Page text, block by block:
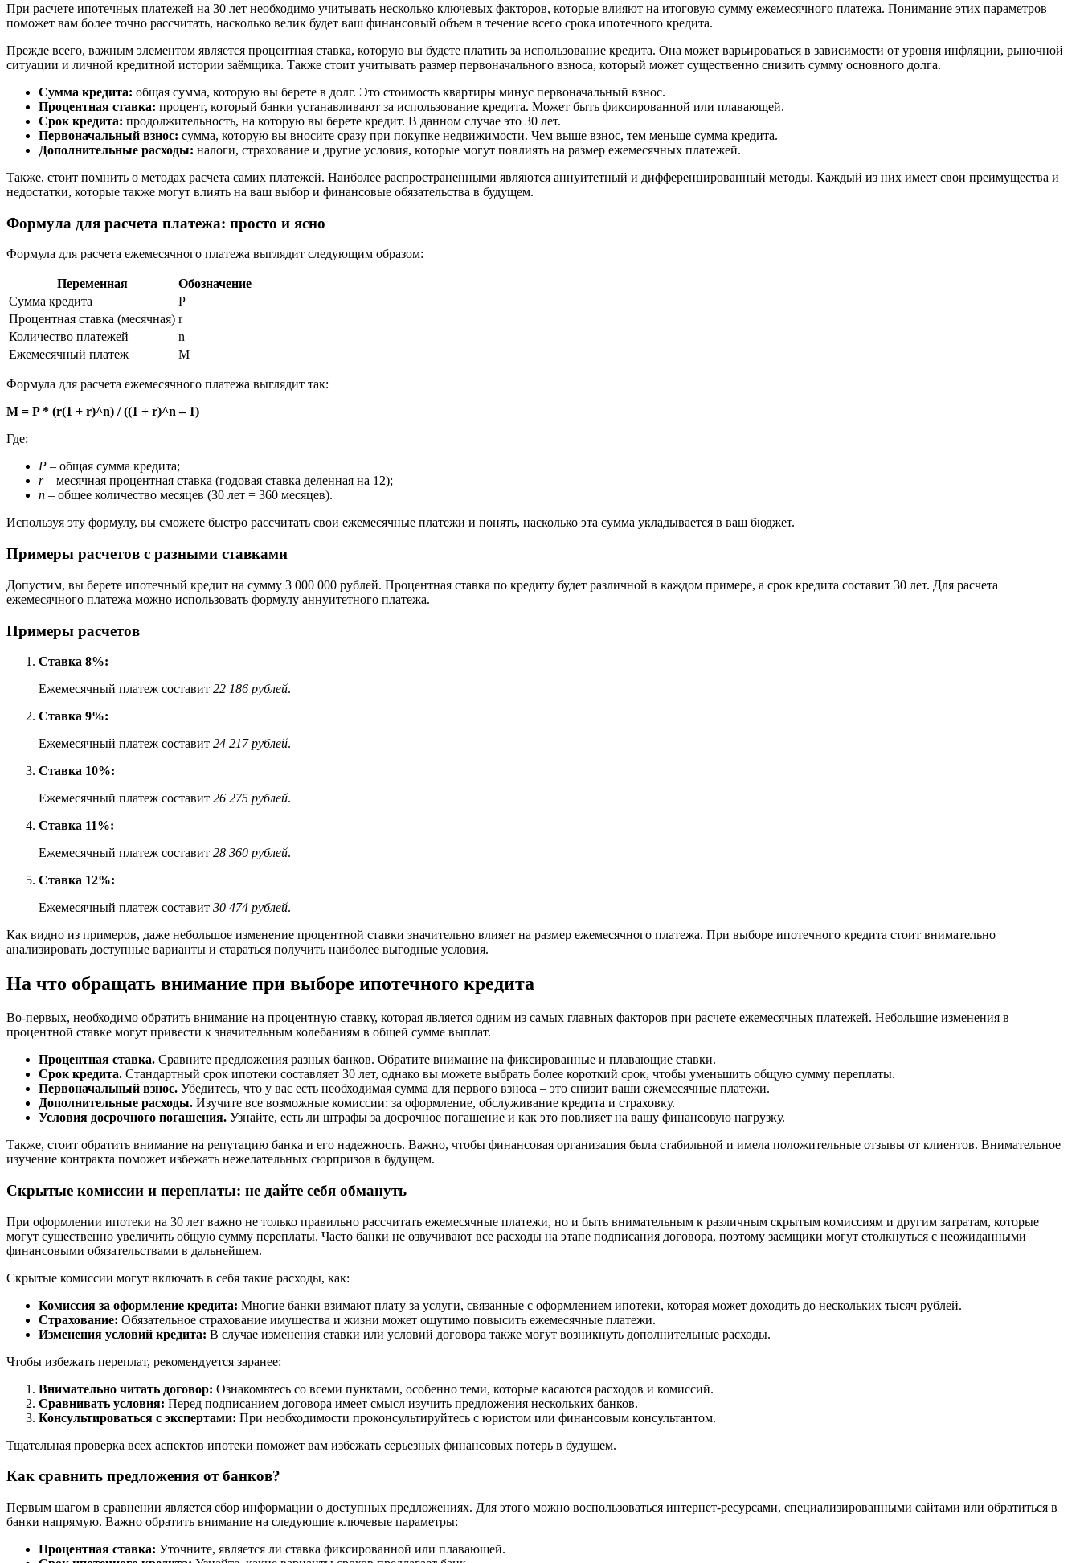
При расчете ипотечных платежей на 30 лет необходимо учитывать несколько ключевых факторов, которые влияют на итоговую сумму ежемесячного платежа. Понимание этих параметров
поможет вам более точно рассчитать, насколько велик будет ваш финансовый объем в течение всего срока ипотечного кредита.
Прежде всего, важным элементом является процентная ставка, которую вы будете платить за использование кредита. Она может варьироваться в зависимости от уровня инфляции, рыночной
ситуации и личной кредитной истории заёмщика. Также стоит учитывать размер первоначального взноса, который может существенно снизить сумму основного долга.
Сумма кредита: общая сумма, которую вы берете в долг. Это стоимость квартиры минус первоначальный взнос.
Процентная ставка: процент, который банки устанавливают за использование кредита. Может быть фиксированной или плавающей.
Срок кредита: продолжительность, на которую вы берете кредит. В данном случае это 30 лет.
Первоначальный взнос: сумма, которую вы вносите сразу при покупке недвижимости. Чем выше взнос, тем меньше сумма кредита.
Дополнительные расходы: налоги, страхование и другие условия, которые могут повлиять на размер ежемесячных платежей.
Также, стоит помнить о методах расчета самих платежей. Наиболее распространенными являются аннуитетный и дифференцированный методы. Каждый из них имеет свои преимущества и
недостатки, которые также могут влиять на ваш выбор и финансовые обязательства в будущем.
Формула для расчета платежа: просто и ясно
Формула для расчета ежемесячного платежа выглядит следующим образом:
Переменная
Обозначение
Сумма кредита
P
Процентная ставка (месячная) r
Количество платежей
n
Ежемесячный платеж
M
Формула для расчета ежемесячного платежа выглядит так:
M = P * (r(1 + r)^n) / ((1 + r)^n – 1)
Где:
P – общая сумма кредита;
r– месячная процентная ставка (годовая ставка деленная на 12);
n – общее количество месяцев (30 лет = 360 месяцев).
Используя эту формулу, вы сможете быстро рассчитать свои ежемесячные платежи и понять, насколько эта сумма укладывается в ваш бюджет.
Примеры расчетов с разными ставками
Допустим, вы берете ипотечный кредит на сумму 3 000 000 рублей. Процентная ставка по кредиту будет различной в каждом примере, а срок кредита составит 30 лет. Для расчета
ежемесячного платежа можно использовать формулу аннуитетного платежа.
Примеры расчетов
Ставка 8%:
Ежемесячный платеж составит 22 186 рублей.
Ставка 9%:
Ежемесячный платеж составит 24 217 рублей.
Ставка 10%:
Ежемесячный платеж составит 26 275 рублей.
Ставка 11%:
Ежемесячный платеж составит 28 360 рублей.
Ставка 12%:
Ежемесячный платеж составит 30 474 рублей.
Как видно из примеров, даже небольшое изменение процентной ставки значительно влияет на размер ежемесячного платежа. При выборе ипотечного кредита стоит внимательно
анализировать доступные варианты и стараться получить наиболее выгодные условия.
На что обращать внимание при выборе ипотечного кредита
Во-первых, необходимо обратить внимание на процентную ставку, которая является одним из самых главных факторов при расчете ежемесячных платежей. Небольшие изменения в
процентной ставке могут привести к значительным колебаниям в общей сумме выплат.
Процентная ставка. Сравните предложения разных банков. Обратите внимание на фиксированные и плавающие ставки.
Срок кредита. Стандартный срок ипотеки составляет 30 лет, однако вы можете выбрать более короткий срок, чтобы уменьшить общую сумму переплаты.
Первоначальный взнос. Убедитесь, что у вас есть необходимая сумма для первого взноса – это снизит ваши ежемесячные платежи.
Дополнительные расходы. Изучите все возможные комиссии: за оформление, обслуживание кредита и страховку.
Условия досрочного погашения. Узнайте, есть ли штрафы за досрочное погашение и как это повлияет на вашу финансовую нагрузку.
Также, стоит обратить внимание на репутацию банка и его надежность. Важно, чтобы финансовая организация была стабильной и имела положительные отзывы от клиентов. Внимательное
изучение контракта поможет избежать нежелательных сюрпризов в будущем.
Скрытые комиссии и переплаты: не дайте себя обмануть
При оформлении ипотеки на 30 лет важно не только правильно рассчитать ежемесячные платежи, но и быть внимательным к различным скрытым комиссиям и другим затратам, которые
могут существенно увеличить общую сумму переплаты. Часто банки не озвучивают все расходы на этапе подписания договора, поэтому заемщики могут столкнуться с неожиданными
финансовыми обязательствами в дальнейшем.
Скрытые комиссии могут включать в себя такие расходы, как:
Комиссия за оформление кредита: Многие банки взимают плату за услуги, связанные с оформлением ипотеки, которая может доходить до нескольких тысяч рублей.
Страхование: Обязательное страхование имущества и жизни может ощутимо повысить ежемесячные платежи.
Изменения условий кредита: В случае изменения ставки или условий договора также могут возникнуть дополнительные расходы.
Чтобы избежать переплат, рекомендуется заранее:
Внимательно читать договор: Ознакомьтесь со всеми пунктами, особенно теми, которые касаются расходов и комиссий.
Сравнивать условия: Перед подписанием договора имеет смысл изучить предложения нескольких банков.
Консультироваться с экспертами: При необходимости проконсультируйтесь с юристом или финансовым консультантом.
Тщательная проверка всех аспектов ипотеки поможет вам избежать серьезных финансовых потерь в будущем.
Как сравнить предложения от банков?
Первым шагом в сравнении является сбор информации о доступных предложениях. Для этого можно воспользоваться интернет-ресурсами, специализированными сайтами или обратиться в
банки напрямую. Важно обратить внимание на следующие ключевые параметры:
Процентная ставка: Уточните, является ли ставка фиксированной или плавающей.